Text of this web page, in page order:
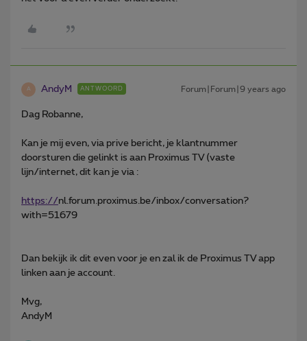
A AndyM ANTWOORD Forum|Forum|9 years ago
Dag Robanne,
Kan je mij even, via prive bericht, je klantnummer
doorsturen die gelinkt is aan Proximus TV (vaste
lijn/internet, dit kan je via :
https://nl.forum.proximus.be/inbox/conversation?
with=51679
Dan bekijk ik dit even voor je en zal ik de Proximus TV app
linken aan je account.
Mvg,
AndyM